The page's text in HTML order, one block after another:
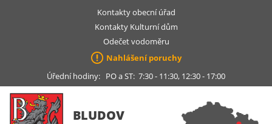
Kontakty obecní úřad
Kontakty Kulturní dům
Odečet vodoměru
Nahlášení poruchy
Úřední hodiny: PO a ST: 7:30 - 11:30, 12:30 - 17:00
BLUDOV